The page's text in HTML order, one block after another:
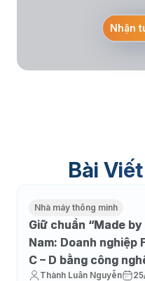
Nhận
Bài
Nhà máy thông minh
Giữ chuẩn “Made
Nam: Doanh nghiệp
C – D bằng công
Thành Luân Nguyễn